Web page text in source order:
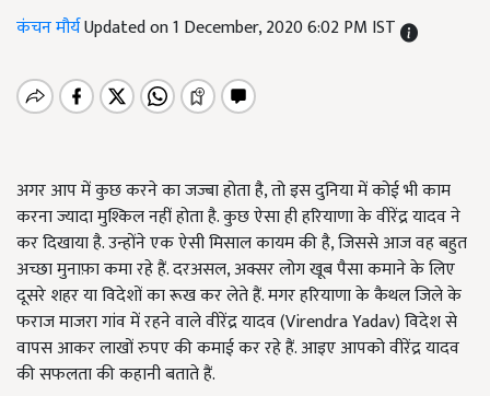
कंचन मौर्यUpdated on 1 December, 2020 6:02 PM IST
अगर आप में कुछ करने का जज्बा होता है,तो इस दुनिया में कोई भी काम
करना ज्यादा मुश्किल नहीं होता है. कुछ ऐसा ही हरियाणा के वीरेंद्र यादव ने
कर दिखाया है. उन्होंने एक ऐसी मिसाल कायम की है,जिससे आज वह बहुत
अच्छा मुनाफ़ा कमा रहे हैं. दरअसल,अक्सर लोग खूब पैसा कमाने के लिए
दूसरे शहर या विदेशों का रूख कर लेते हैं. मगर हरियाणा के कैथल जिले के
फराज माजरा गांव में रहने वाले वीरेंद्र यादव (Virendra Yadav) विदेश से
वापस आकर लाखों रुपए की कमाई कर रहे हैं. आइए आपको वीरेंद्र यादव
की सफलता की कहानी बताते हैं.